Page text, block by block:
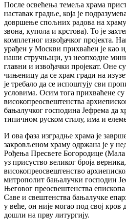
После освећења темеља храма
наставак градње, која је
довршење спољних радова на
звона, купола и крстова). То је
комплетног извођачког пројекта.
урађен у Москви прихваћен је као
наши стручњаци, уз неопходне
главни и извођачки пројекат. Оне
чињеницу да се храм гради на
је требало да се испоштују сви
условима. Осим тога прихваћене су
високопреосвештенства
бањалучког господина Јефрема да
типичном руском стилу, има и
И ова фаза изградње храма је
закровљеном храму одржана је у
Рођења Пресвете Богородице (Мала
уз присуство великог броја
високопреосвештенство
митрополит бањалучки господин
Његовог преосвештенства
Саве и свештенства бањалучке
у веће, он није могао под свој кров
дошли на прву литургију.